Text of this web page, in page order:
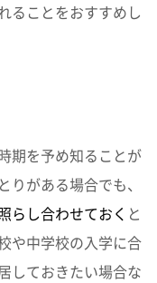
ることをおすすめし
期を予め知ることが
がある場合でも、
らし合わせておく と
や中学校の入学に合
しておきたい場合な